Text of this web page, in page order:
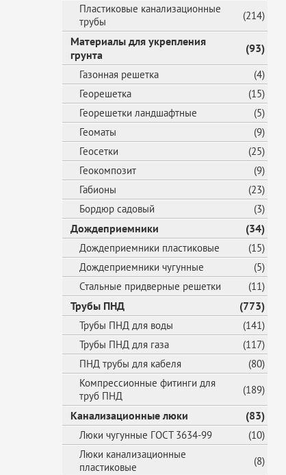
Пластиковые канализационные
трубы
(214)
Материалы для укрепления
грунта
(93)
Газонная решетка
(4)
Георешетка
(15)
Георешетки ландшафтные
(5)
Геоматы
(9)
Геосетки
(25)
Геокомпозит
(9)
Габионы
(23)
Бордюр садовый
(3)
Дождеприемники (34)
Дождеприемники пластиковые
(15)
Дождеприемники чугунные
(5)
Стальные придверные решетки
(11)
Трубы ПНД (773)
Трубы ПНД для воды
(141)
Трубы ПНД для газа
(117)
ПНД трубы для кабеля
(80)
Компрессионные фитинги для
труб ПНД
(189)
Канализационные люки (83)
Люки чугунные ГОСТ 3634-99
(10)
Люки канализационные
пластиковые
(8)